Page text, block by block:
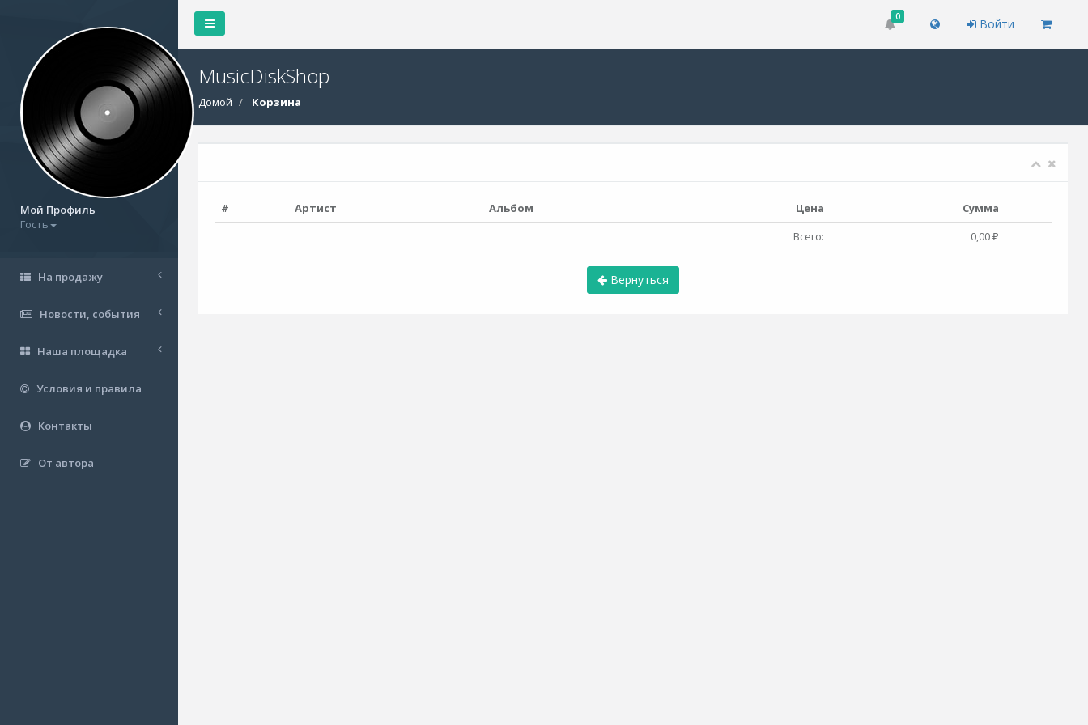
Мой Профиль
Гость
На продажу
Новости, события
Наша площадка
Условия и правила
Контакты
От автора
0 Войти
MusicDiskShop
Домой Корзина
# Артист Альбом Цена
Сумма
Всего:
0,00 ₽
Вернуться